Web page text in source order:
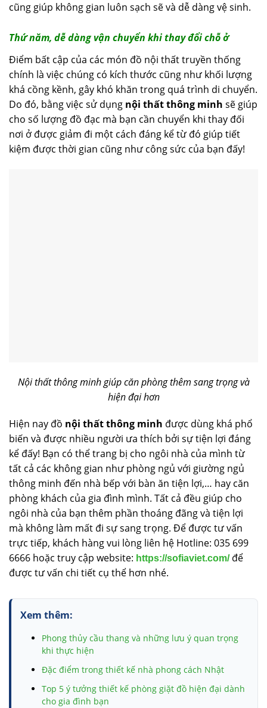
cũng giúp không gian luôn sạch sẽ và dễ dàng vệ sinh.
Thứ năm, dễ dàng vận chuyển khi thay đổi chỗ ở
Điểm bất cập của các món đồ nội thất truyền thống
chính là việc chúng có kích thước cũng như khối lượng
khá cồng kềnh, gây khó khăn trong quá trình di chuyển.
Do đó, bằng việc sử dụng nội thất thông minh sẽ giúp
cho số lượng đồ đạc mà bạn cần chuyển khi thay đối
nơi ở được giảm đi một cách đáng kể từ đó giúp tiết
kiệm được thời gian cũng như công sức của bạn đấy!
Nội thất thông minh giúp căn phòng thêm sang trọng và
hiện đại hơn
Hiện nay đồ nội thất thông minh được dùng khá phổ
biến và được nhiều người ưa thích bởi sự tiện lợi đáng
kể đấy! Bạn có thể trang bị cho ngôi nhà của mình từ
tất cả các không gian như phòng ngủ với giường ngủ
thông minh đến nhà bếp với bàn ăn tiện lợi,… hay căn
phòng khách của gia đình mình. Tất cả đều giúp cho
ngôi nhà của bạn thêm phần thoáng đãng và tiện lợi
mà không làm mất đi sự sang trọng. Để được tư vấn
trực tiếp, khách hàng vui lòng liên hệ Hotline: 035 699
6666 hoặc truy cập website: https://sofiaviet.com/để
được tư vấn chi tiết cụ thể hơn nhé.
Xem thêm:
Phong thủy cầu thang và những lưu ý quan trọng
khi thực hiện
Đặc điểm trong thiết kế nhà phong cách Nhật
Top 5 ý tưởng thiết kế phòng giặt đồ hiện đại dành
cho gia đình bạn